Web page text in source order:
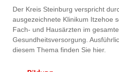
Der Kreis Steinburg verspricht
ausgezeichnete Klinikum Itzehoe
Fach- und Hausärzten im
Gesundheitsversorgung.
diesem Thema finden Sie hier.